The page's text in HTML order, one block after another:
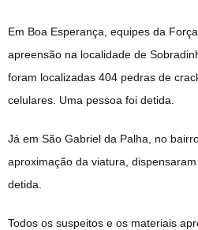
Em Boa Esperança, equipes da
apreensão na localidade de
foram localizadas 404 pedras de
celulares. Uma pessoa foi detida.
Já em São Gabriel da Palha, no
aproximação da viatura,
detida.
Todos os suspeitos e os materiais